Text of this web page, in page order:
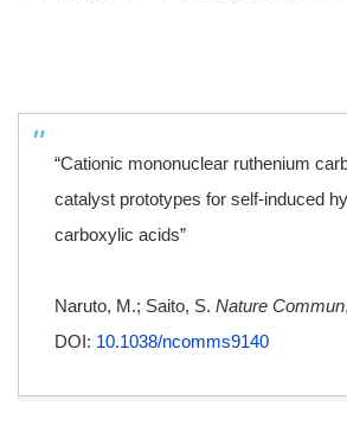
“Cationic mononuclear ruthenium
catalyst prototypes for self-induced
carboxylic acids”
Naruto, M.; Saito, S. Nature Commun,
DOI: 10.1038/ncomms9140